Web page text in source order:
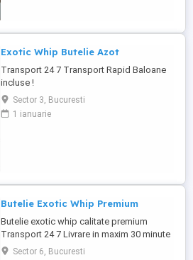
Exotic Whip Butelie Azot
Transport 24 7 Transport Rapid Baloane
incluse !
Sector 3, Bucuresti
1 ianuarie
Butelie Exotic Whip Premium
Butelie exotic whip calitate premium
Transport 24 7 Livrare in maxim 30 minute
Sector 6, Bucuresti